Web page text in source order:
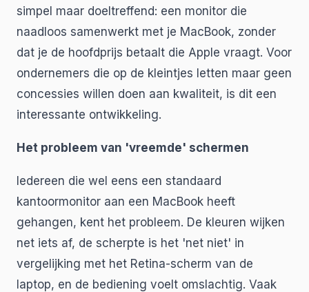
simpel maar doeltreffend: een monitor die
naadloos samenwerkt met je MacBook, zonder
dat je de hoofdprijs betaalt die Apple vraagt. Voor
ondernemers die op de kleintjes letten maar geen
concessies willen doen aan kwaliteit, is dit een
interessante ontwikkeling.
Het probleem van 'vreemde' schermen
Iedereen die wel eens een standaard
kantoormonitor aan een MacBook heeft
gehangen, kent het probleem. De kleuren wijken
net iets af, de scherpte is het 'net niet' in
vergelijking met het Retina-scherm van de
laptop, en de bediening voelt omslachtig. Vaak